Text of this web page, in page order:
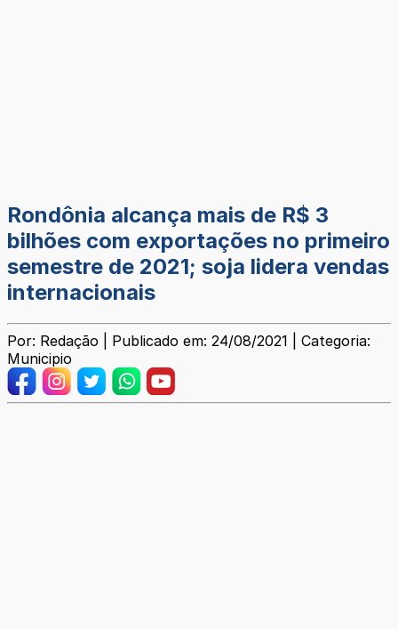
Rondônia alcança mais de R$ 3
bilhões com exportações no primeiro
semestre de 2021; soja lidera vendas
internacionais
Por: Redação | Publicado em: 24/08/2021 | Categoria:
Municipio